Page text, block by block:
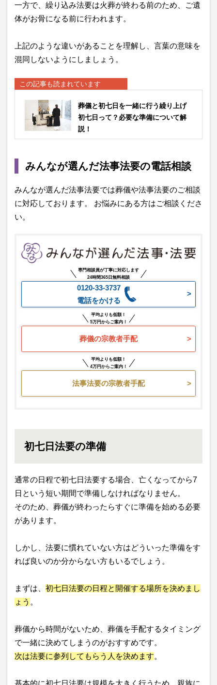
一方で、繰り込み法要は火葬が終わる前のため、ご遺
体がお骨になる前に行われます。
上記のような違いがあることを理解し、言葉の意味を
混同しないようにしましょう。
この記事も読まれています
葬儀と初七日を一緒に行う繰り上げ
初七日って？必要な準備について解
説！
みんなが選んだ法事法要の電話相談
みんなが選んだ法事法要では葬儀や法事法要のご相談
に対応しております。 お悩みにある方はご相談くださ
い。
専門相談員が丁寧に対応します
24時間365日無料相談
0120-33-3737
電話をかける
平均よりも低額！
5万円からご案内！
葬儀の宗教者手配
平均よりも低額！
4万円からご案内！
法事法要の宗教者手配
初七日法要の準備
通常の日程で初七日法要する場合、亡くなってから7
日という短い期間で準備しなければなりません。
そのため、葬儀が終わったらすぐに準備を始める必要
があります。
しかし、法要に慣れていない方はどういった準備をす
れば良いのか分からない方もいるでしょう。
まずは、 初七日法要の日程と開催する場所を決めまし
ょう 。
葬儀から時間がないため、葬儀を手配するタイミング
で一緒に決めてしまうのがおすすめです。
次は法要に参列してもらう人を決めます。